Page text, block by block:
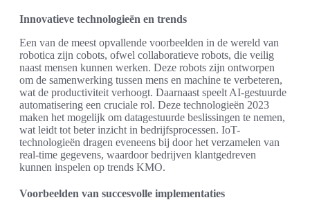
Innovatieve technologieën en trends
Een van de meest opvallende voorbeelden in de wereld van
robotica zijn cobots, ofwel collaboratieve robots, die veilig
naast mensen kunnen werken. Deze robots zijn ontworpen
om de samenwerking tussen mens en machine te verbeteren,
wat de productiviteit verhoogt. Daarnaast speelt AI-gestuurde
automatisering een cruciale rol. Deze technologieën 2023
maken het mogelijk om datagestuurde beslissingen te nemen,
wat leidt tot beter inzicht in bedrijfsprocessen. IoT-
technologieën dragen eveneens bij door het verzamelen van
real-time gegevens, waardoor bedrijven klantgedreven
kunnen inspelen op trends KMO.
Voorbeelden van succesvolle implementaties